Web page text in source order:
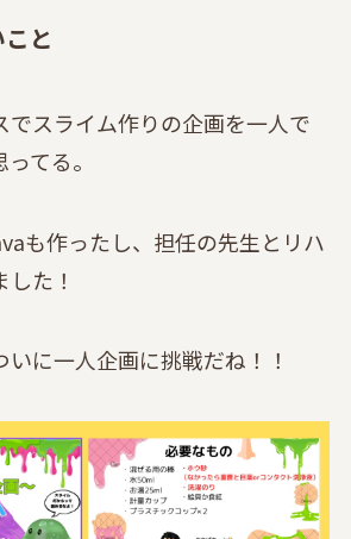
と
でスライム作りの企画を一人で
てる。
も作ったし、担任の先生とリハ
た！
いに一人企画に挑戦だね！！